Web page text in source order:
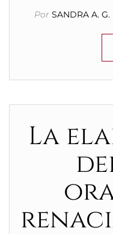
Por SANDRA A. G.
La